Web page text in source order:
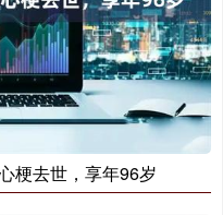
梗去世，享年96岁